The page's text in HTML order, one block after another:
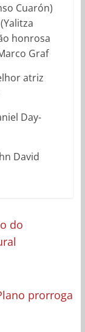
Cuarón)
honrosa
Graf
atriz
Day-
David
do
prorroga